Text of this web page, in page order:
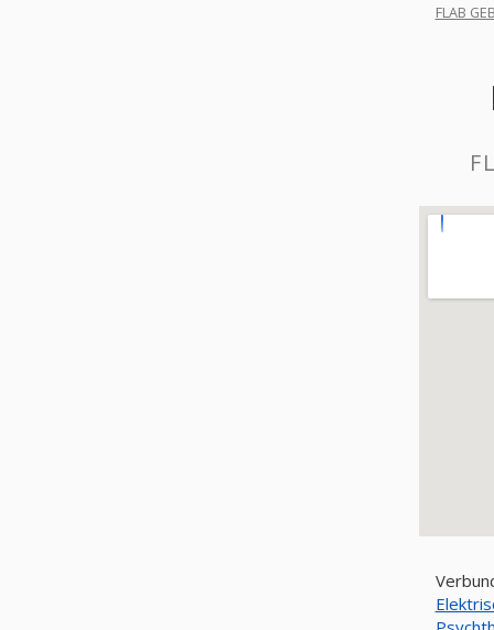
FLAB